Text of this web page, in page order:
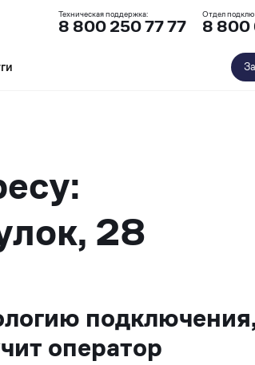
Техническая поддержка:
8 800 250 77 77
Отдел
8 800
28
оператор